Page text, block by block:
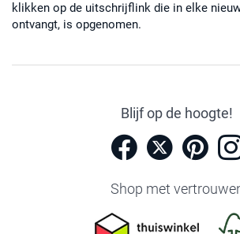
klikken op de uitschrijflink die in elke
ontvangt, is opgenomen.
Blijf op de hoogte!
Shop met